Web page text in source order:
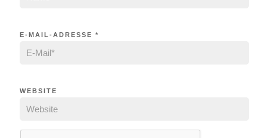
E-MAIL-ADRESSE *
WEBSITE